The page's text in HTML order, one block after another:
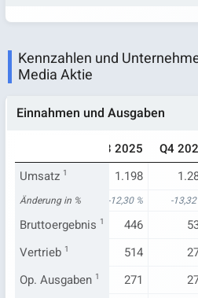
Kennzahlen und
Media Aktie
Einnahmen und Ausgaben
Q3 2025 Q4
Umsatz 1
1.229 1.198
Änderung in %
-3,15 % -12,30 % -
Bruttoergebnis 1
672 446
Vertrieb 1257 514
Op. Ausgaben 1
459 271